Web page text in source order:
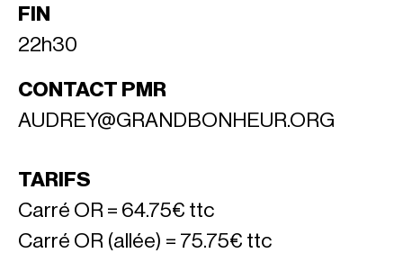
FIN
22h30
CONTACT PMR
AUDREY@GRANDBONHEUR.ORG
TARIFS
Carré OR = 64.75€ ttc
Carré OR (allée) = 75.75€ ttc